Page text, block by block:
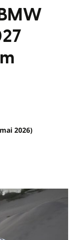
2026)